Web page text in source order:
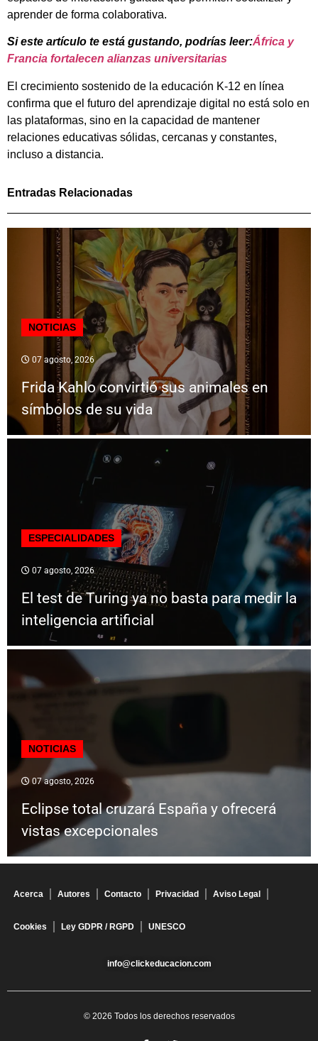
aprender de forma colaborativa.
Si este artículo te está gustando, podrías leer:África y
Francia fortalecen alianzas universitarias
El crecimiento sostenido de la educación K-12 en línea
confirma que el futuro del aprendizaje digital no está solo en
las plataformas, sino en la capacidad de mantener
relaciones educativas sólidas, cercanas y constantes,
incluso a distancia.
Entradas Relacionadas
NOTICIAS
07 agosto, 2026
Frida Kahlo convirtió sus animales en
símbolos de su vida
ESPECIALIDADES
07 agosto, 2026
El test de Turing ya no basta para medir la
inteligencia artificial
NOTICIAS
07 agosto, 2026
Eclipse total cruzará España y ofrecerá
vistas excepcionales
Acerca Autores Contacto Privacidad Aviso Legal
Cookies Ley GDPR / RGPD UNESCO
info@clickeducacion.com
© 2026 Todos los derechos reservados